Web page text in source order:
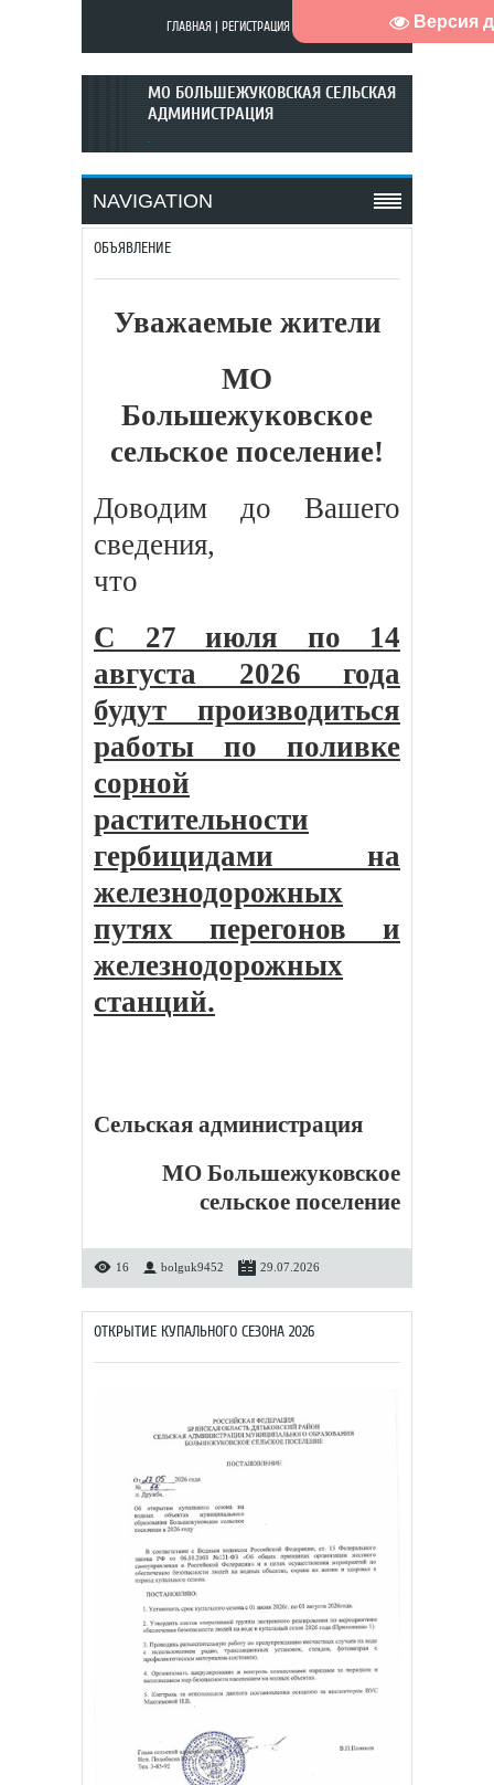
Версия
ГЛАВНАЯ РЕГИСТРАЦИЯ
МО БОЛЬШЕЖУКОВСКАЯ СЕЛЬСКАЯ
АДМИНИСТРАЦИЯ
NAVIGATION
ОБЪЯВЛЕНИЕ
Уважаемые жители
МО
Большежуковское
сельское поселение!
Доводим до Вашего
сведения,
что
С 27 июля по 14
августа 2026 года
будут производиться
работы по поливке
сорной
растительности
гербицидами на
железнодорожных
путях перегонов и
железнодорожных
станций.
Сельская администрация
МО Большежуковское
сельское поселение
16 bolguk9452 29.07.2026
ОТКРЫТИЕ КУПАЛЬНОГО СЕЗОНА 2026